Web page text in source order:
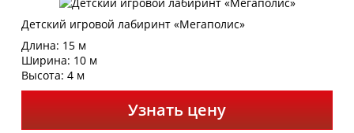
Детский игровой лабиринт «Мегаполис»
Длина: 15 м
Ширина: 10 м
Высота: 4 м
Узнать цену